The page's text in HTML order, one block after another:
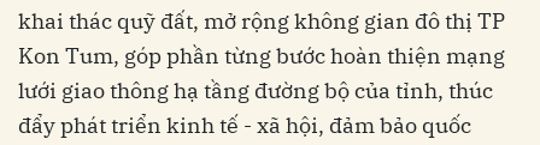
khai thác quỹ đất, mở rộng không gian đô thị TP
Kon Tum, góp phần từng bước hoàn thiện mạng
lưới giao thông hạ tầng đường bộ của tỉnh, thúc
đẩy phát triển kinh tế - xã hội, đảm bảo quốc